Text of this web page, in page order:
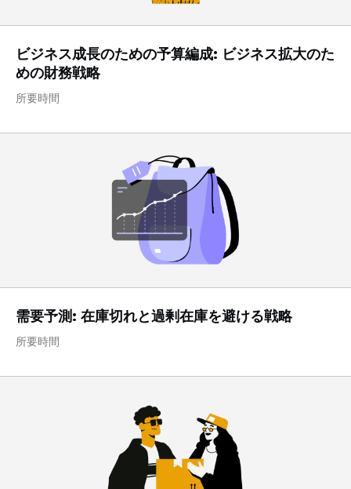
ビジネス成長のための予算編成: ビジネス拡大のた
めの財務戦略
所要時間
需要予測: 在庫切れと過剰在庫を避ける戦略
所要時間